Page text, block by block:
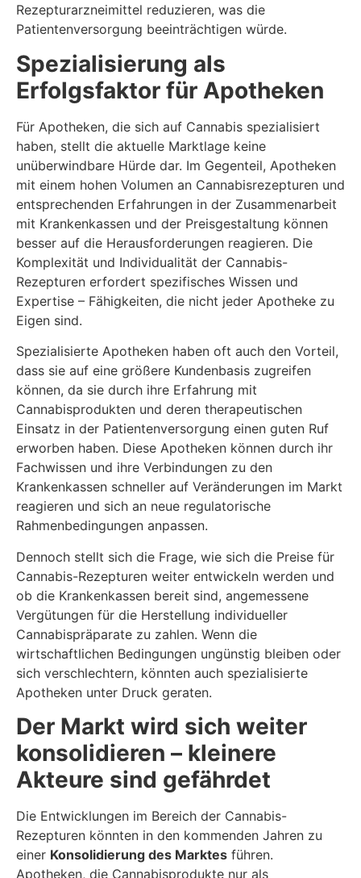
Rezepturarzneimittel reduzieren, was die
Patientenversorgung beeinträchtigen würde.
Spezialisierung als
Erfolgsfaktor für Apotheken
Für Apotheken, die sich auf Cannabis spezialisiert
haben, stellt die aktuelle Marktlage keine
unüberwindbare Hürde dar. Im Gegenteil, Apotheken
mit einem hohen Volumen an Cannabisrezepturen und
entsprechenden Erfahrungen in der Zusammenarbeit
mit Krankenkassen und der Preisgestaltung können
besser auf die Herausforderungen reagieren. Die
Komplexität und Individualität der Cannabis-
Rezepturen erfordert spezifisches Wissen und
Expertise – Fähigkeiten, die nicht jeder Apotheke zu
Eigen sind.
Spezialisierte Apotheken haben oft auch den Vorteil,
dass sie auf eine größere Kundenbasis zugreifen
können, da sie durch ihre Erfahrung mit
Cannabisprodukten und deren therapeutischen
Einsatz in der Patientenversorgung einen guten Ruf
erworben haben. Diese Apotheken können durch ihr
Fachwissen und ihre Verbindungen zu den
Krankenkassen schneller auf Veränderungen im Markt
reagieren und sich an neue regulatorische
Rahmenbedingungen anpassen.
Dennoch stellt sich die Frage, wie sich die Preise für
Cannabis-Rezepturen weiter entwickeln werden und
ob die Krankenkassen bereit sind, angemessene
Vergütungen für die Herstellung individueller
Cannabispräparate zu zahlen. Wenn die
wirtschaftlichen Bedingungen ungünstig bleiben oder
sich verschlechtern, könnten auch spezialisierte
Apotheken unter Druck geraten.
Der Markt wird sich weiter
konsolidieren – kleinere
Akteure sind gefährdet
Die Entwicklungen im Bereich der Cannabis-
Rezepturen könnten in den kommenden Jahren zu
einer Konsolidierung des Marktes führen.
Apotheken, die Cannabisprodukte nur als